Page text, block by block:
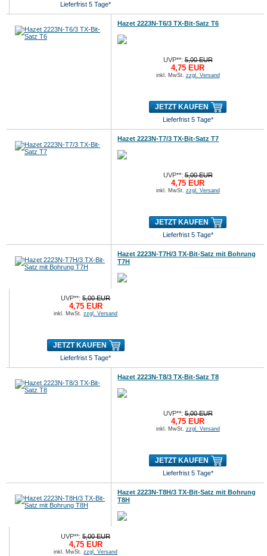
Lieferfrist 5 Tage*
Hazet 2223N-T6/3 TX-Bit-Satz T6
UVP**:5,00 EUR
4,75 EUR
inkl. MwSt. zzgl. Versand
JETZT KAUFEN
Lieferfrist 5 Tage*
Hazet 2223N-T7/3 TX-Bit-Satz T7
UVP**:5,00 EUR
4,75 EUR
inkl. MwSt. zzgl. Versand
JETZT KAUFEN
Lieferfrist 5 Tage*
Hazet 2223N-T7H/3 TX-Bit-Satz mit Bohrung
T7H
UVP**:5,00 EUR
4,75 EUR
inkl. MwSt.zzgl. Versand
JETZT KAUFEN
Lieferfrist 5 Tage*
Hazet 2223N-T8/3 TX-Bit-Satz T8
UVP**:5,00 EUR
4,75 EUR
inkl. MwSt. zzgl. Versand
JETZT KAUFEN
Lieferfrist 5 Tage*
Hazet 2223N-T8H/3 TX-Bit-Satz mit Bohrung
T8H
UVP**:5,00 EUR
4,75 EUR
inkl. MwSt.zzgl. Versand